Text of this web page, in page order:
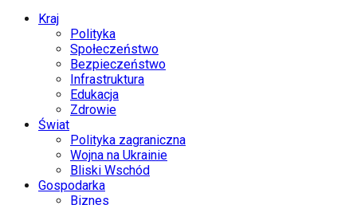
Kraj
Polityka
Społeczeństwo
Bezpieczeństwo
Infrastruktura
Edukacja
Zdrowie
Świat
Polityka zagraniczna
Wojna na Ukrainie
Bliski Wschód
Gospodarka
Biznes